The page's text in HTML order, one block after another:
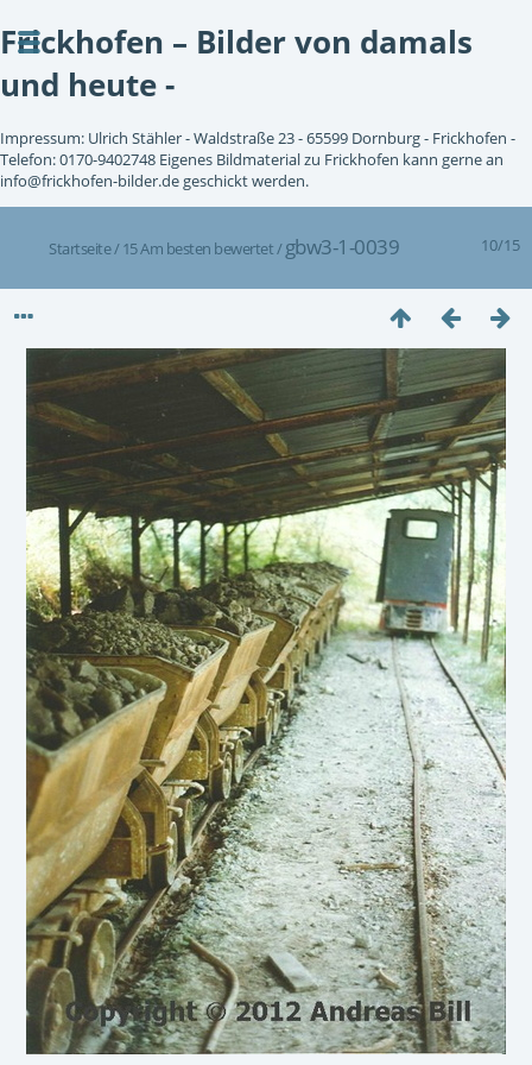
Frickhofen – Bilder von damals
und heute -
Impressum: Ulrich Stähler - Waldstraße 23 - 65599 Dornburg - Frickhofen -
Telefon: 0170-9402748 Eigenes Bildmaterial zu Frickhofen kann gerne an
info@frickhofen-bilder.de geschickt werden.
10/15
Startseite/15 Am besten bewertet/gbw3-1-0039